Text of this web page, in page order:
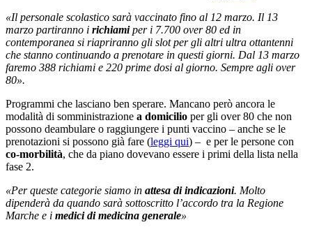
«Il personale scolastico sarà vaccinato fino al 12 marzo. Il 13
marzo partiranno i richiamiper i 7.700 over 80 ed in
contemporanea si riapriranno gli slot per gli altri ultra ottantenni
che stanno continuando a prenotare in questi giorni. Dal 13 marzo
faremo 388 richiami e 220 prime dosi al giorno. Sempre agli over
80».
Programmi che lasciano ben sperare. Mancano però ancora le
modalità di somministrazione a domicilio per gli over 80 che non
possono deambulare o raggiungere i punti vaccino – anche se le
prenotazioni si possono già fare (leggi qui) – e per le persone con
co-morbilità, che da piano dovevano essere i primi della lista nella
fase 2.
«Per queste categorie siamo in attesa di indicazioni. Molto
dipenderà da quando sarà sottoscritto l’accordo tra la Regione
Marche e i medici di medicina generale»